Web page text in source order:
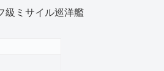
級ミサイル巡洋艦